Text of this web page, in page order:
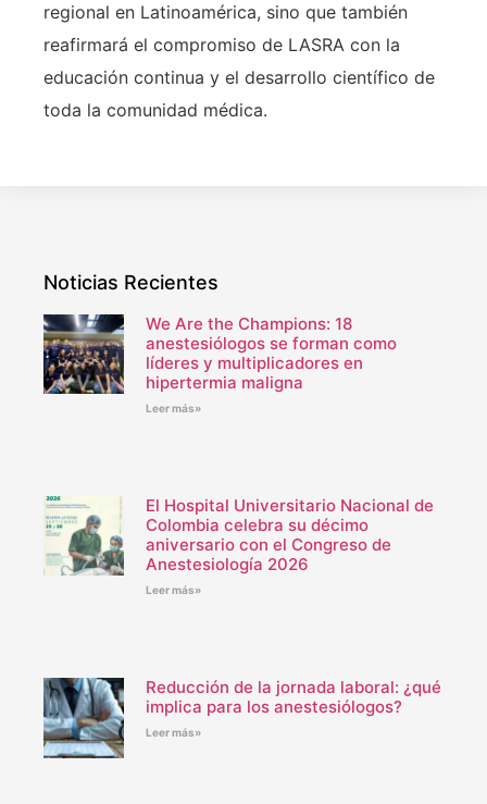
regional en Latinoamérica, sino que también
reafirmará el compromiso de LASRA con la
educación continua y el desarrollo científico de
toda la comunidad médica.
Noticias Recientes
We Are the Champions: 18
anestesiólogos se forman como
líderes y multiplicadores en
hipertermia maligna
Leer más»
El Hospital Universitario Nacional de
Colombia celebra su décimo
aniversario con el Congreso de
Anestesiología 2026
Leer más»
Reducción de la jornada laboral: ¿qué
implica para los anestesiólogos?
Leer más»